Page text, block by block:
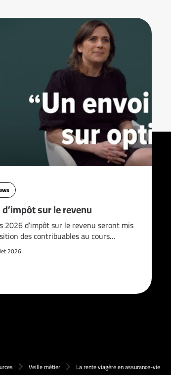
d’impôt sur le revenu
2026 d’impôt sur le revenu seront mis
des contribuables au cours…
2026
Veille métier La rente viagère en assurance-vie